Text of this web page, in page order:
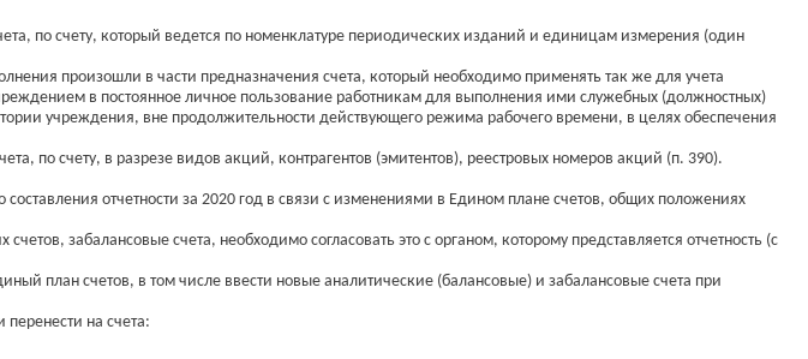
по счету, который ведется по номенклатуре периодических изданий и единицам измерения (один
произошли в части предназначения счета, который необходимо применять так же для учета
в постоянное личное пользование работникам для выполнения ими служебных (должностных)
учреждения, вне продолжительности действующего режима рабочего времени, в целях обеспечения
по счету, в разрезе видов акций, контрагентов (эмитентов), реестровых номеров акций (п. 390).
отчетности за 2020 год в связи с изменениями в Едином плане счетов, общих положениях
забалансовые счета, необходимо согласовать это с органом, которому представляется отчетность (с
план счетов, в том числе ввести новые аналитические (балансовые) и забалансовые счета при
на счета: